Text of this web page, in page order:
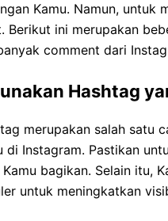
Kamu. Namun, untuk
Berikut ini merupakan
comment dari
Hashtag
merupakan salah satu
di Instagram. Pastikan
bagikan. Selain itu,
untuk meningkatkan